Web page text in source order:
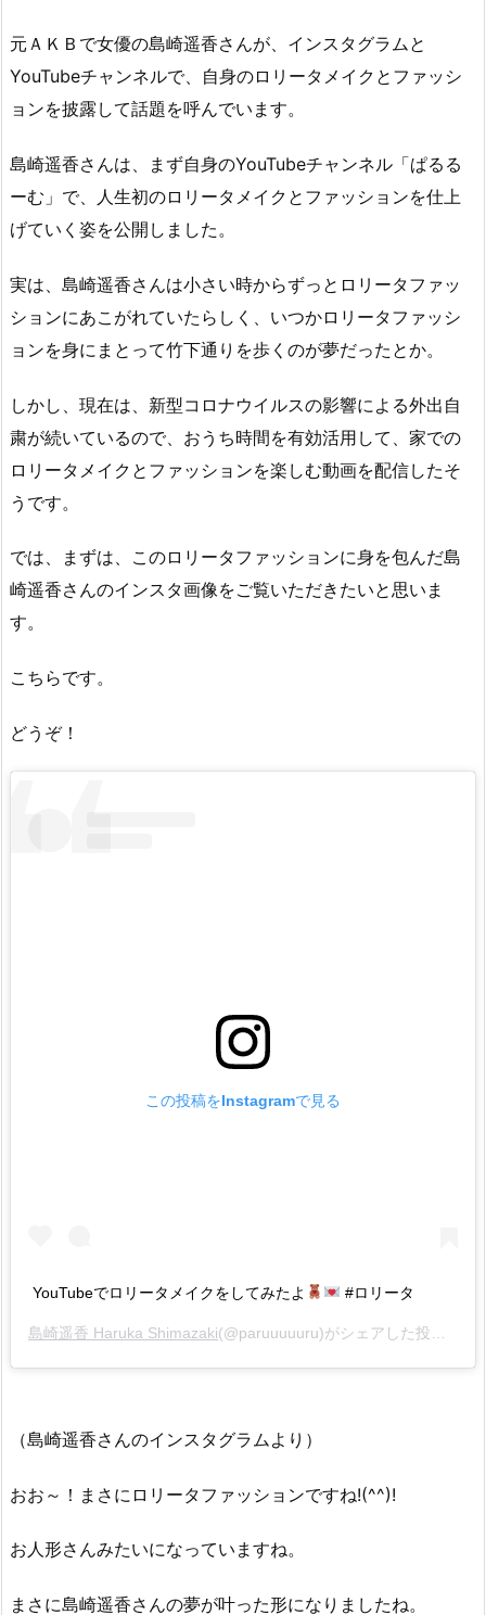
元ＡＫＢで女優の島崎遥香さんが、インスタグラムと
YouTubeチャンネルで、自身のロリータメイクとファッシ
ョンを披露して話題を呼んでいます。
島崎遥香さんは、まず自身のYouTubeチャンネル「ぱるる
ーむ」で、人生初のロリータメイクとファッションを仕上
げていく姿を公開しました。
実は、島崎遥香さんは小さい時からずっとロリータファッ
ションにあこがれていたらしく、いつかロリータファッシ
ョンを身にまとって竹下通りを歩くのが夢だったとか。
しかし、現在は、新型コロナウイルスの影響による外出自
粛が続いているので、おうち時間を有効活用して、家での
ロリータメイクとファッションを楽しむ動画を配信したそ
うです。
では、まずは、このロリータファッションに身を包んだ島
崎遥香さんのインスタ画像をご覧いただきたいと思いま
す。
こちらです。
どうぞ！
この投稿をInstagramで見る
YouTubeでロリータメイクをしてみたよ #ロリータ
島崎遥香 Haruka Shimazaki(@paruuuuuru)がシェアした投稿 –
（島崎遥香さんのインスタグラムより）
おお～！まさにロリータファッションですね!(^^)!
お人形さんみたいになっていますね。
まさに島崎遥香さんの夢が叶った形になりましたね。